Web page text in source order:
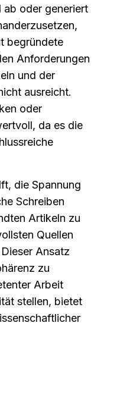
ab oder generiert
begründete
Anforderungen
und der
ausreicht.
oder
da es die
die Spannung
Schreiben
Artikeln zu
Quellen
Ansatz
zu
Arbeit